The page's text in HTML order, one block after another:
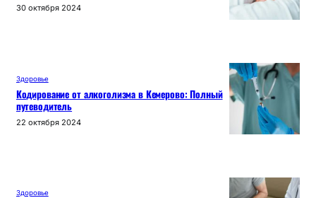
30 октября 2024
Здоровье
Кодирование от алкоголизма в Кемерово: Полный
путеводитель
22 октября 2024
Здоровье